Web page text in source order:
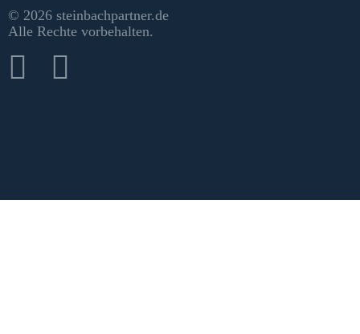
Rechtliches & Social Media
© 2026 steinbachpartner.de
Alle Rechte vorbehalten.